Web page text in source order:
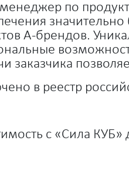
по
А-брендов.
заказчика
в реестр
с «Сила